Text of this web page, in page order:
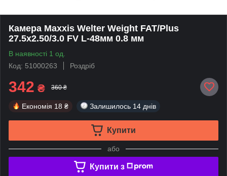
Камера Maxxis Welter Weight FAT/Plus
27.5x2.50/3.0 FV L-48мм 0.8 мм
В наявності 1 од.
Код: 51000263
Роздріб
342 ₴ 360 ₴
Економія 18 ₴ Залишилось 14 днів
Купити
або
Купити з